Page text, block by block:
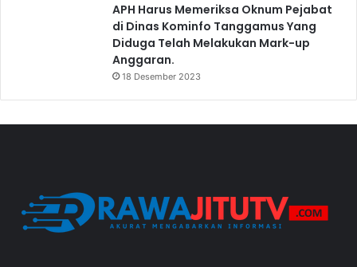
APH Harus Memeriksa Oknum Pejabat
di Dinas Kominfo Tanggamus Yang
Diduga Telah Melakukan Mark-up
Anggaran.
18 Desember 2023